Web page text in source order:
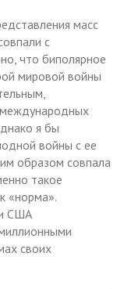
масс
с
что биполярное
мировой войны
международных
я бы
войны с ее
образом совпала
такое
«норма».
США
своих